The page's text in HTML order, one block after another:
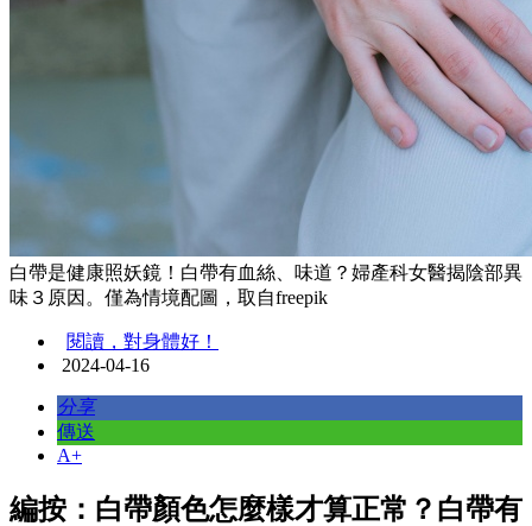
白帶是健康照妖鏡！白帶有血絲、味道？婦產科女醫揭陰部異
味３原因。僅為情境配圖，取自freepik
閱讀，對身體好！
2024-04-16
分享
傳送
A+
編按：白帶顏色怎麼樣才算正常？白帶有